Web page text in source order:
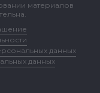
материалов
данных
данных